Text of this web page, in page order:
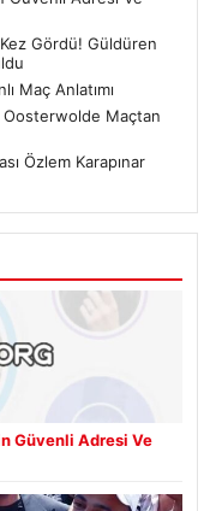
Gördü! Güldüren
Maç Anlatımı
Oosterwolde Maçtan
Özlem Karapınar
Güvenli Adresi Ve